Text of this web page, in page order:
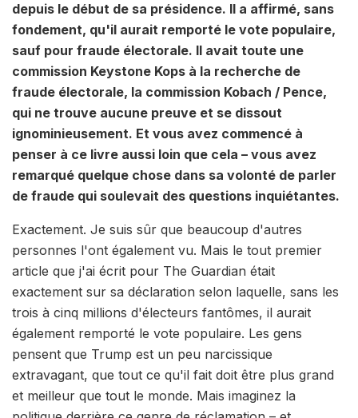
depuis le début de sa présidence. Il a affirmé, sans
fondement, qu'il aurait remporté le vote populaire,
sauf pour fraude électorale. Il avait toute une
commission Keystone Kops à la recherche de
fraude électorale, la commission Kobach / Pence,
qui ne trouve aucune preuve et se dissout
ignominieusement. Et vous avez commencé à
penser à ce livre aussi loin que cela – vous avez
remarqué quelque chose dans sa volonté de parler
de fraude qui soulevait des questions inquiétantes.
Exactement. Je suis sûr que beaucoup d'autres
personnes l'ont également vu. Mais le tout premier
article que j'ai écrit pour The Guardian était
exactement sur sa déclaration selon laquelle, sans les
trois à cinq millions d'électeurs fantômes, il aurait
également remporté le vote populaire. Les gens
pensent que Trump est un peu narcissique
extravagant, que tout ce qu'il fait doit être plus grand
et meilleur que tout le monde. Mais imaginez la